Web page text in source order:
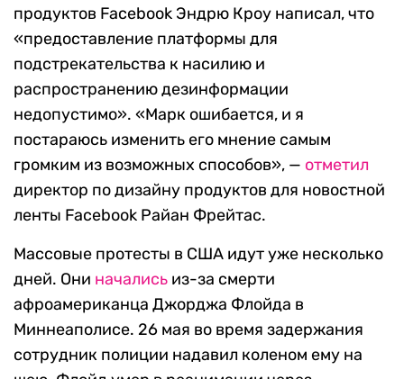
продуктов Facebook Эндрю Кроу написал, что
«предоставление платформы для
подстрекательства к насилию и
распространению дезинформации
недопустимо». «Марк ошибается, и я
постараюсь изменить его мнение самым
громким из возможных способов», — отметил
директор по дизайну продуктов для новостной
ленты Facebook Райан Фрейтас.
Массовые протесты в США идут уже несколько
дней. Они начались из-за смерти
афроамериканца Джорджа Флойда в
Миннеаполисе. 26 мая во время задержания
сотрудник полиции надавил коленом ему на